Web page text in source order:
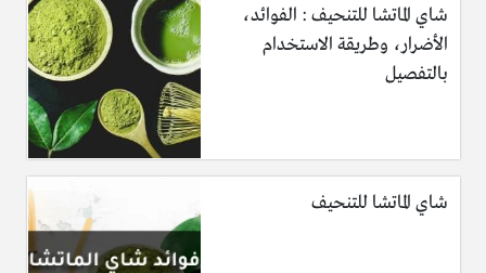
شاي الماتشا للتنحيف : الفوائد،
الأضرار، وطريقة الاستخدام
بالتفصيل
شاي الماتشا للتنحيف